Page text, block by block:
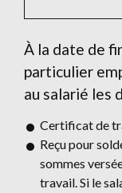
À la date de
particulier
au salarié les
Certificat de
Reçu pour
sommes
travail. Si le